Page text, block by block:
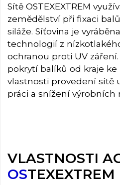
Sítě OSTEXEXTREM
zemědělství při fixaci
siláže. Síťovina je
technologií z
ochranou proti UV
pokrytí balíků od kraje ke
vlastnosti provedení sítě
práci a snížení výrobních
VLASTNOSTI
OSTEXEXTREM